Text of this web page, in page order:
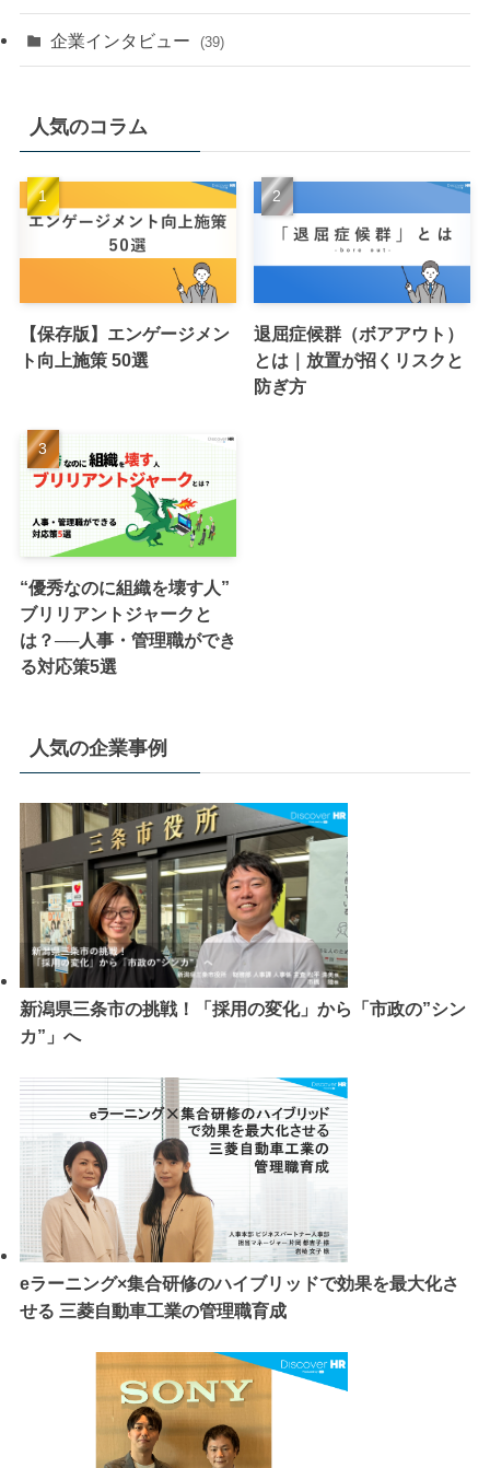
企業インタビュー (39)
人気のコラム
【保存版】エンゲージメン
ト向上施策 50選
退屈症候群（ボアアウト）
とは｜放置が招くリスクと
防ぎ方
“優秀なのに組織を壊す人”
ブリリアントジャークと
は？──人事・管理職ができ
る対応策5選
人気の企業事例
新潟県三条市の挑戦！「採用の変化」から「市政の”シン
カ”」へ
eラーニング×集合研修のハイブリッドで効果を最大化さ
せる 三菱自動車工業の管理職育成